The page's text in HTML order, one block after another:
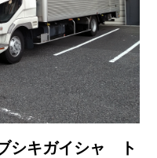
シキガイシャ ト